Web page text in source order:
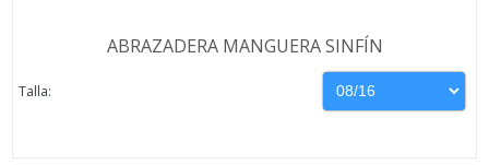
ABRAZADERA MANGUERA SINFÍN
Talla: